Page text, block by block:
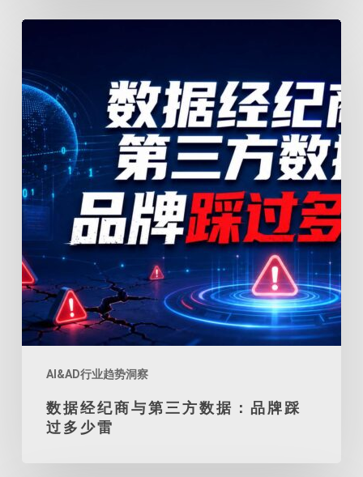
AI&AD行业趋势洞察
经
纪
商
与
第
三
方
据：
品
牌
踩
数据经纪商与第三方数据：品牌踩
过多少雷